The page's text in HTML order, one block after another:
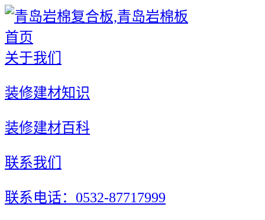
首页
关于我们
装修建材知识
装修建材百科
联系我们
联系电话：0532-87717999